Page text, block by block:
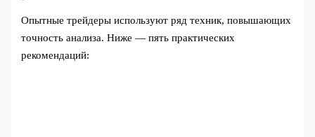
Опытные трейдеры используют ряд техник, повышающих
точность анализа. Ниже — пять практических
рекомендаций: